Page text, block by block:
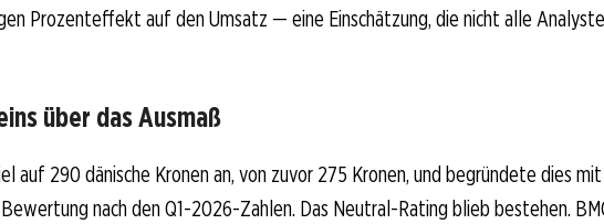
Prozenteffekt auf den Umsatz — eine Einschätzung, die nicht alle
über das Ausmaß
auf 290 dänische Kronen an, von zuvor 275 Kronen, und begründete dies mit
nach den Q1-2026-Zahlen. Das Neutral-Rating blieb bestehen.